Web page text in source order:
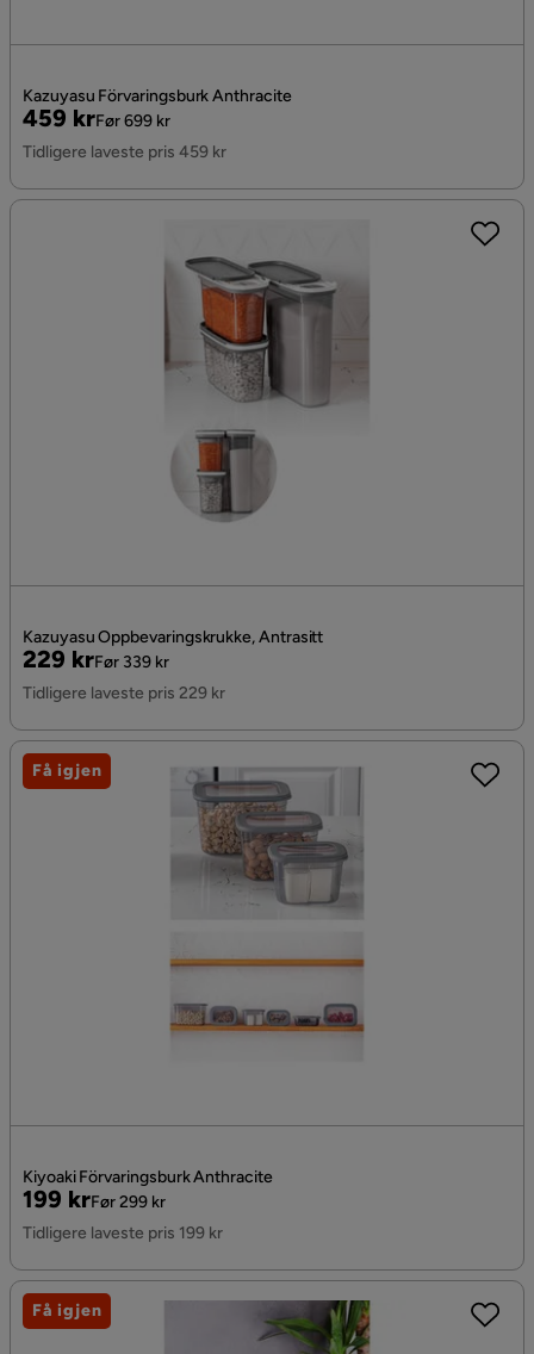
Kazuyasu Förvaringsburk Anthracite
Pris
459 kr
Original
Pris
Før 699 kr
Tidligere laveste pris 459 kr
Kazuyasu Oppbevaringskrukke, Antrasitt
Pris
229 kr
Original
Pris
Før 339 kr
Tidligere laveste pris 229 kr
Kiyoaki Förvaringsburk Anthracite
Pris
199 kr
Original
Pris
Før 299 kr
Tidligere laveste pris 199 kr
Få igjen
Få igjen